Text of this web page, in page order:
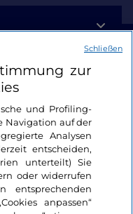
zur
und Profiling-
Navigation auf der
Analysen
entscheiden,
unterteilt) Sie
oder widerrufen
anpassen“
Schließen